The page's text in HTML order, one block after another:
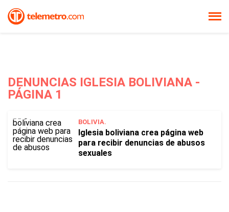
DENUNCIAS IGLESIA BOLIVIANA -
PÁGINA 1
BOLIVIA.
Iglesia boliviana crea página web
para recibir denuncias de abusos
sexuales